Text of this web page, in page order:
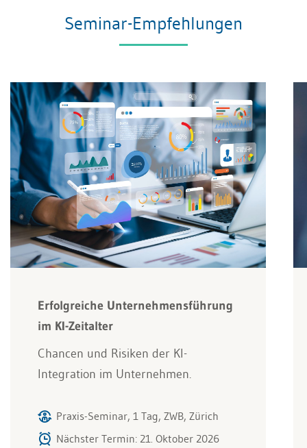
Seminar-Empfehlungen
Erfolgreiche Unternehmensführung
im KI-Zeitalter
Chancen und Risiken der KI-
Integration im Unternehmen.
Praxis-Seminar, 1 Tag, ZWB, Zürich
Nächster Termin: 21. Oktober 2026